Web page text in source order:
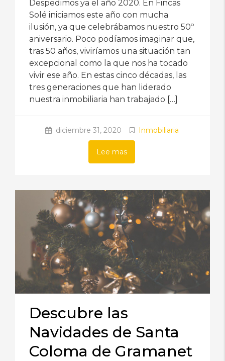
Despedimos ya el año 2020. En Fincas
Solé iniciamos este año con mucha
ilusión, ya que celebrábamos nuestro 50º
aniversario. Poco podíamos imaginar que,
tras 50 años, viviríamos una situación tan
excepcional como la que nos ha tocado
vivir ese año. En estas cinco décadas, las
tres generaciones que han liderado
nuestra inmobiliaria han trabajado […]
diciembre 31, 2020 Inmobiliaria
Lee mas
Descubre las
Navidades de Santa
Coloma de Gramanet